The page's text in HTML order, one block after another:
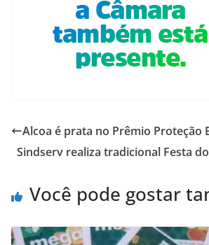
Alcoa é prata no Prêmio Proteção
Sindserv realiza tradicional Festa
Você pode gostar